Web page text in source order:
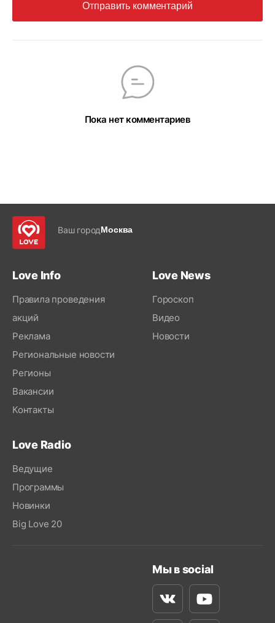
Отправить комментарий
Пока нет комментариев
Ваш городМосква
Love Info
Правила проведения
акций
Реклама
Региональные новости
Регионы
Вакансии
Контакты
Love News
Гороскоп
Видео
Новости
Love Radio
Ведущие
Программы
Новинки
Big Love 20
Мы в social
ВконтактеYoutube